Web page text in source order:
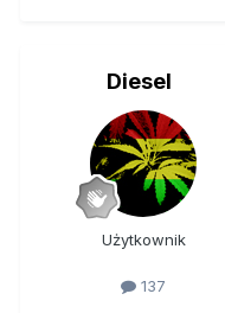
Diesel
Użytkownik
137